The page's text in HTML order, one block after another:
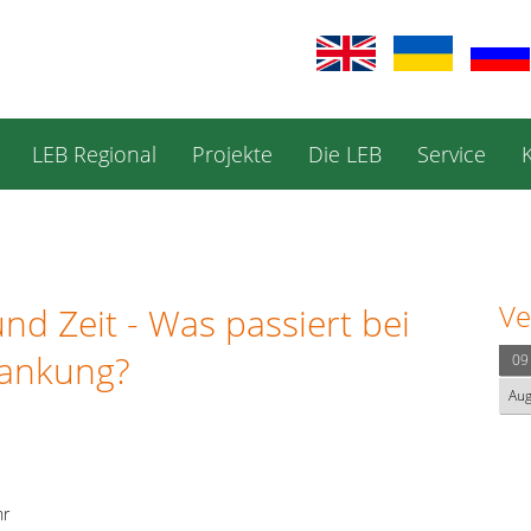
LEB Regional Projekte Die LEB Service
Zeit - Was passiert bei
09
Aug